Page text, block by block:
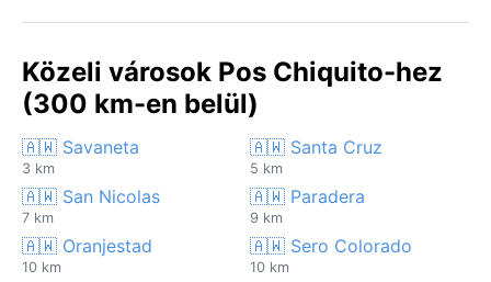
Közeli városok Pos Chiquito-hez
(300 km-en belül)
🇦🇼 Savaneta
3 km
🇦🇼 Santa Cruz
5 km
🇦🇼 San Nicolas
7 km
🇦🇼 Paradera
9 km
🇦🇼 Oranjestad
10 km
🇦🇼 Sero Colorado
10 km